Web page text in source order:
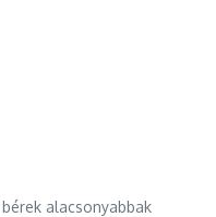
alacsonyabbak